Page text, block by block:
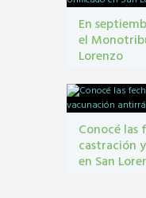
En
el
Lorenzo
Unificado
Conocé las
castración
en San